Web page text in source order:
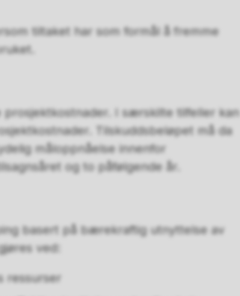
tiltaket har som formål å fremme
prosjektkostnader. I særskilte tilfeller kan
Tilskuddsbeløpet må da
måloppnåelse innenfor
og to påfølgende år.
basert på bærekraftig utnyttelse av
ved:
ressurser